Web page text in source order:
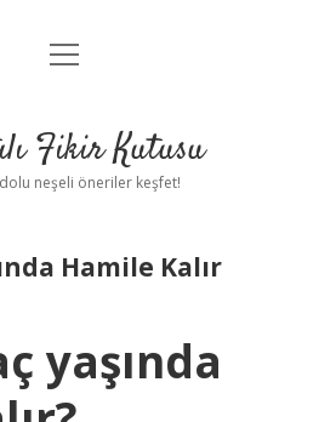
Anasayfa
Yasal Uyarı
menüyü
Fikir Kutusu
dolu neşeli öneriler keşfet!
Hamile Kalır
yaşında